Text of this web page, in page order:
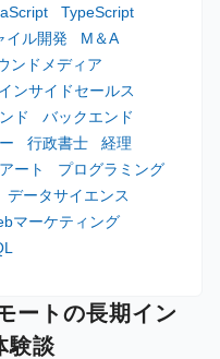
TypeScript
イル開発
M＆A
ンドメディア
インサイドセールス
ド
バックエンド
行政書士
経理
アート
プログラミング
データサイエンス
マーケティング
ートの長期イン
験談